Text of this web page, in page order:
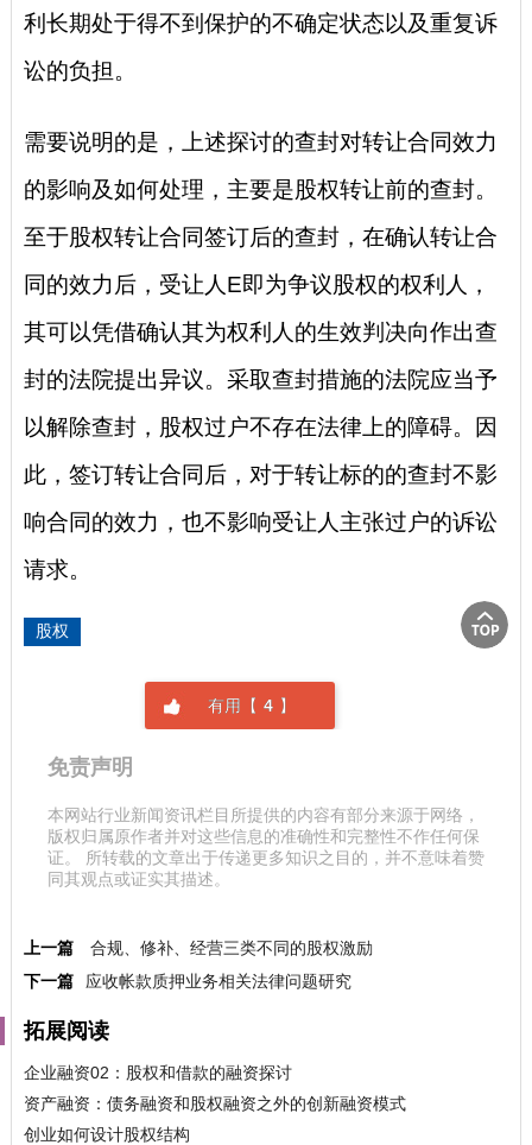
利长期处于得不到保护的不确定状态以及重复诉
讼的负担。
需要说明的是，上述探讨的查封对转让合同效力
的影响及如何处理，主要是股权转让前的查封。
至于股权转让合同签订后的查封，在确认转让合
同的效力后，受让人E即为争议股权的权利人，
其可以凭借确认其为权利人的生效判决向作出查
封的法院提出异议。采取查封措施的法院应当予
以解除查封，股权过户不存在法律上的障碍。因
此，签订转让合同后，对于转让标的的查封不影
响合同的效力，也不影响受让人主张过户的诉讼
请求。
股权
有用【 4 】
免责声明
本网站行业新闻资讯栏目所提供的内容有部分来源于网络，
版权归属原作者并对这些信息的准确性和完整性不作任何保
证。 所转载的文章出于传递更多知识之目的，并不意味着赞
同其观点或证实其描述。
上一篇
合规、修补、经营三类不同的股权激励
下一篇
应收帐款质押业务相关法律问题研究
拓展阅读
企业融资02：股权和借款的融资探讨
资产融资：债务融资和股权融资之外的创新融资模式
创业如何设计股权结构